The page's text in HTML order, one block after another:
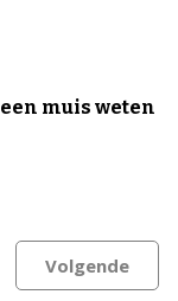
muis weten
Volgende